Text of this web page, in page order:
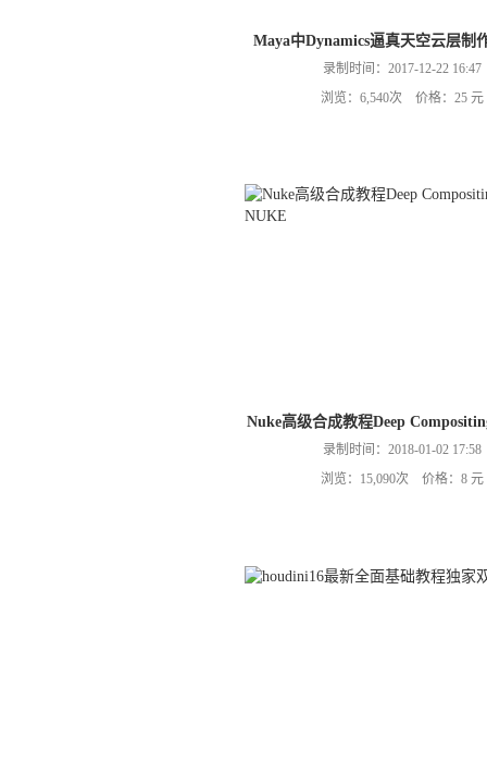
Maya中Dynamics逼真天空云层制
录制时间：2017-12-22 16:47
浏览：6,540次 价格：25 元
Nuke高级合成教程Deep
录制时间：2018-01-02 17:58
浏览：15,090次 价格：8 元